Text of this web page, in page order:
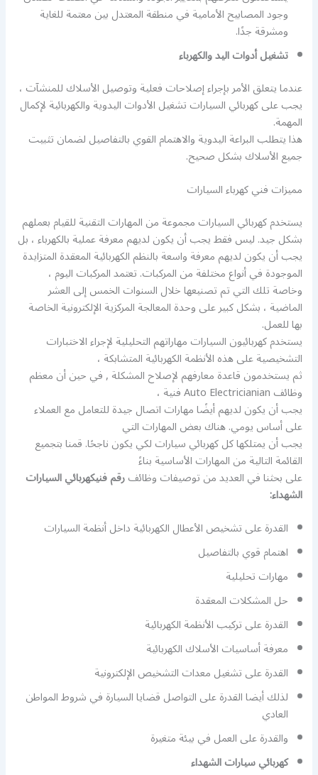
وجود المصابيح الأمامية في منطقة المعتدل بين معتمة للغاية
ومشرقة جدًا.
تشغيل أدوات اليد والكهرباء
عندما يتعلق الأمر بإجراء إصلاحات فعلية وتوصيل الأسلاك للمنشآت ،
يجب على كهربائي السيارات تشغيل الأدوات اليدوية والكهربائية لإكمال
المهمة.
هذا يتطلب البراعة اليدوية والاهتمام القوي بالتفاصيل لضمان تثبيت
جميع الأسلاك بشكل صحيح.
مميزات فني كهرباء السيارات
يستخدم كهربائي السيارات مجموعة من المهارات التقنية للقيام بعملهم
بشكل جيد. ليس فقط يجب أن يكون لديهم معرفة عملية بالكهرباء ، بل
يجب أن يكون لديهم معرفة واسعة بالنظم الكهربائية المعقدة المتزايدة
الموجودة في أنواع مختلفة من المركبات. تعتمد المركبات اليوم ،
وخاصة تلك التي تم تصنيعها خلال السنوات الخمس إلى العشر
الماضية ، بشكل كبير على وحدة المعالجة المركزية الإلكترونية الخاصة
بها للعمل.
يستخدم كهربائيون السيارات مهاراتهم التحليلية لإجراء الاختبارات
التشخيصية على هذه الأنظمة الكهربائية المتشابكة ،
ثم يستخدمون قاعدة معارفهم لإصلاح المشكلة , في حين أن معظم
وظائف Auto Electricianian فنية ،
يجب أن يكون لديهم أيضًا مهارات اتصال جيدة للتعامل مع العملاء
على أساس يومي. هناك بعض المهارات التي
يجب أن يمتلكها كل كهربائي سيارات لكي يكون ناجحًا. قمنا بتجميع
القائمة التالية من المهارات الأساسية بناءً
على بحثنا في العديد من توصيفات وظائفرقم فنيكهربائي السيارات
الشهداء:
القدرة على تشخيص الأعطال الكهربائية داخل أنظمة السيارات
اهتمام قوي بالتفاصيل
مهارات تحليلية
حل المشكلات المعقدة
القدرة على تركيب الأنظمة الكهربائية
معرفة أساسيات الأسلاك الكهربائية
القدرة على تشغيل معدات التشخيص الإلكترونية
لذلك أيضا القدرة على التواصل قضايا السيارة في شروط المواطن
العادي
والقدرة على العمل في بيئة متغيرة
كهربائي سيارات الشهداء